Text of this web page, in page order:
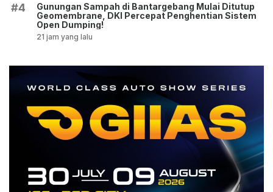
#4
Gunungan Sampah di Bantargebang Mulai Ditutup
Geomembrane, DKI Percepat Penghentian Sistem
Open Dumping!
21 jam yang lalu